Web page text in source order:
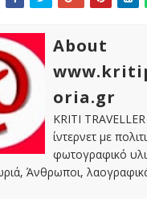
About
oria.gr
KRITI
ίντερνετ με
φωτογραφικό
Άνθρωποι,